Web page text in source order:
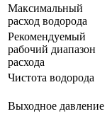
Максимальный
расход водорода
Рекомендуемый
рабочий диапазон
расхода
Чистота водорода
Выходное давление